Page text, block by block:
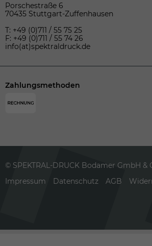
Porschestraße 6
70435 Stuttgart-Zuffenhausen
T: +49 (0)711 / 55 75 25
F: +49 (0)711 / 55 74 26
info(at)spektraldruck.de
Zahlungsmethoden
© SPEKTRAL-DRUCK Bodamer GmbH &
Impressum
Datenschutz AGB